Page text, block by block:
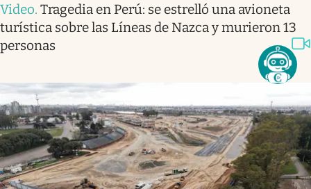
Video. Tragedia en Perú: se estrelló una avioneta
turística sobre las Líneas de Nazca y murieron 13
personas